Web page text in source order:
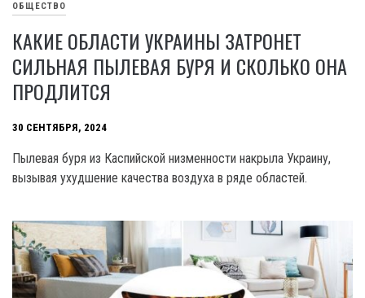
ОБЩЕСТВО
КАКИЕ ОБЛАСТИ УКРАИНЫ ЗАТРОНЕТ
СИЛЬНАЯ ПЫЛЕВАЯ БУРЯ И СКОЛЬКО ОНА
ПРОДЛИТСЯ
30 СЕНТЯБРЯ, 2024
Пылевая буря из Каспийской низменности накрыла Украину,
вызывая ухудшение качества воздуха в ряде областей.